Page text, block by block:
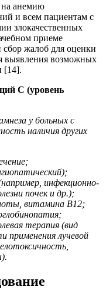
на анемию
и всем пациентам с
злокачественных
приеме
сбор жалоб для оценки
выявления возможных
[14].
С (уровень
у больных с
наличия других
инфекционно-
почек и др.);
витамина В12;
терапия (вид
применения лучевой